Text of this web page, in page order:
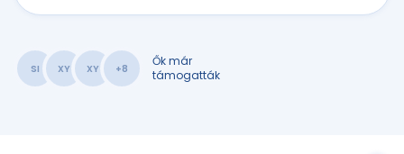
SI XY XY +8
Ők már
támogatták